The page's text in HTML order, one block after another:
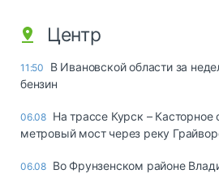
Центр
11:50
В Ивановской области за
бензин
06.08 На трассе Курск – Касторное
метровый мост через реку
06.08 Во Фрунзенском районе